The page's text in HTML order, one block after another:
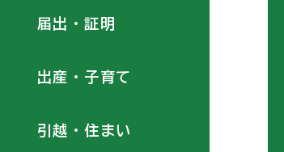
届出・証明
出産・子育て
引越・住まい